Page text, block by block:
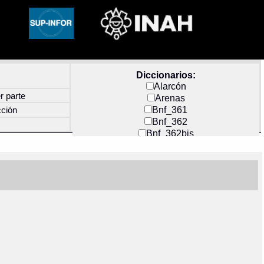
Diccionarios:
Alarcón
Arenas
Bnf_361
Bnf_362
Bnf_362bis
Docs_México
parte